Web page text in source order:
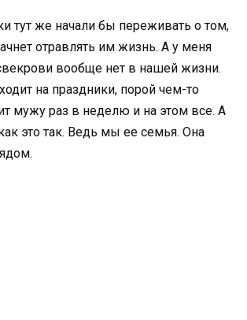
тут же начали бы переживать о том,
отравлять им жизнь. А у меня
вообще нет в нашей жизни.
на праздники, порой чем-то
мужу раз в неделю и на этом все. А
это так. Ведь мы ее семья. Она